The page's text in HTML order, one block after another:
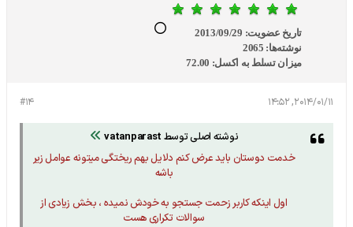
تاریخ عضویت: 2013/09/29
نوشته‌ها: 2065
میزان تسلط به اکسل: 72.00
#14 2014/01/11, 14:52
نوشته اصلی توسط vatanparast
خدمت دوستان باید عرض کنم دلایل بهم ریختگی میتونه عوامل زیر
باشه
اول اینکه کاربر زحمت جستجو به خودش نمیده ، بخش زیادی از
سوالات تکراری هست